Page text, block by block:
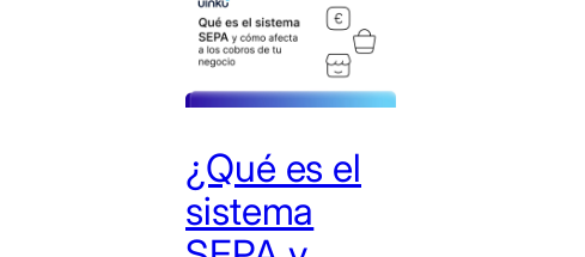
¿Qué es el
sistema